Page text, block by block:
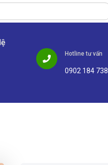
Hotline tư vấn
0902 184 738